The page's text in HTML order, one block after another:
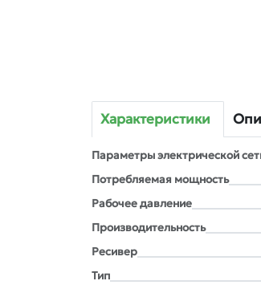
Характеристики
Параметры электрической
Потребляемая мощность
Рабочее давление
Производительность
Ресивер
Тип